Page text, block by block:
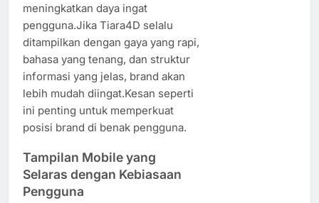
meningkatkan daya ingat
pengguna.Jika Tiara4D selalu
ditampilkan dengan gaya yang rapi,
bahasa yang tenang, dan struktur
informasi yang jelas, brand akan
lebih mudah diingat.Kesan seperti
ini penting untuk memperkuat
posisi brand di benak pengguna.
Tampilan Mobile yang
Selaras dengan Kebiasaan
Pengguna